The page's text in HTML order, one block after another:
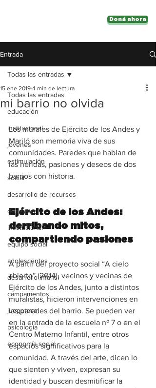
Doná ahora
Entrada
Todas las entradas
educación
institucional
jóvenes
estimulación
social
desarrollo de recursos
donantes
institucional
equipo social
adolescentes
desarrollo infantil
campamentos
juegoteca
psicología
economía social
Todas las entradas
mi barrio no olvida
15 ene 2019 4 min de lectura
Los murales de Ejército de los Andes y
Mariló son memoria viva de sus
comunidades. Paredes que hablan de
las heridas, pasiones y deseos de dos
barrios con historia.
Ejército de los Andes:
derribando mitos,
compartiendo pasiones
A partir del proyecto social “A cielo
abierto” (2014), vecinos y vecinas de
Ejército de los Andes, junto a distintos
muralistas, hicieron intervenciones en
las paredes del barrio. Se pueden ver
en la entrada de la escuela nº 7 o en el
Centro Materno Infantil, entre otros
espacios significativos para la
comunidad. A través del arte, dicen lo
que sienten y viven, expresan su
identidad y buscan desmitificar la